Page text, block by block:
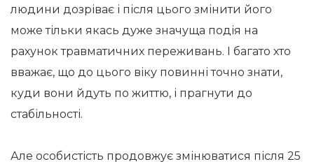
людини дозріває і після цього змінити його
може тільки якась дуже значуща подія на
рахунок травматичних переживань. І багато хто
вважає, що до цього віку повинні точно знати,
куди вони йдуть по життю, і прагнути до
стабільності.
Але особистість продовжує змінюватися після 25